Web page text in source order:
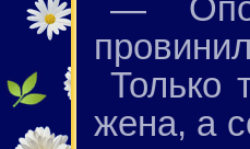
—
Только
жена, а